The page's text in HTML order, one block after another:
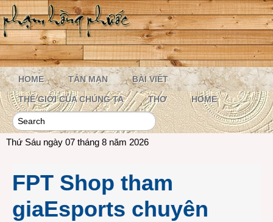
HOME TẢN MẠN BÀI VIẾT
THẾ GIỚI CỦA CHÚNG TA THƠ HOME
Thứ Sáu ngày 07 tháng 8 năm 2026
FPT Shop tham
giaEsports chuyên